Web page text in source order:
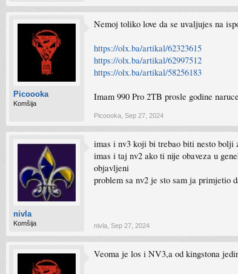
Picoooka
Komšija
Nemoj toliko love da se uvaljujes na
https://olx.ba/artikal/62323615
https://olx.ba/artikal/62997512
https://olx.ba/artikal/58256183
Imam 990 Pro 2TB prosle godine
Picoooka Sep 27, 2024
nivla
Komšija
imas i nv3 koji bi trebao biti nesto bolji
imas i taj nv2 ako ti nije obaveza u
objavljeni
problem sa nv2 je sto sam ja primjetio
nivla Sep 27, 2024
Veoma je los i NV3,a od kingstona